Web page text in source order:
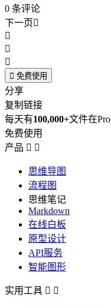
0 条评论
下一页



 免费使用
分享
复制链接
每天有100,000+文件在
免费使用
产品  
思维导图
流程图
思维笔记
Markdown
在线白板
原型设计
API服务
智能图形
实用工具  